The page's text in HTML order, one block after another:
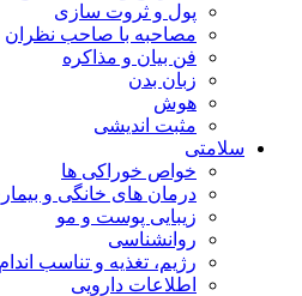
پول و ثروت سازی
مصاحبه با صاحب نظران
فن بیان و مذاکره
زبان بدن
هوش
مثبت اندیشی
سلامتی
خواص خوراکی ها
درمان های خانگی و
زیبایی پوست و مو
روانشناسی
رژیم، تغذیه و تناسب اندام
اطلاعات دارویی